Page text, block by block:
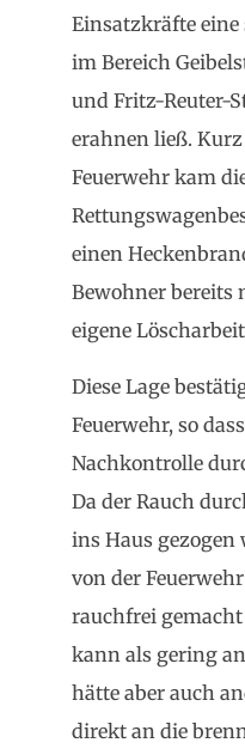
Einsatzkräfte
im Bereich
und Fritz-Reuter-
erahnen ließ.
Feuerwehr kam
einen
Bewohner bereits
eigene
Diese Lage
Feuerwehr, so
Nachkontrolle
Da der Rauch
ins Haus gezogen
von der
rauchfrei gemacht
kann als gering
hätte aber auch
direkt an die